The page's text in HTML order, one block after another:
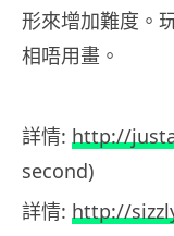
形來增加難度。
相唔用畫。
詳情: http://
second)
詳情: http://